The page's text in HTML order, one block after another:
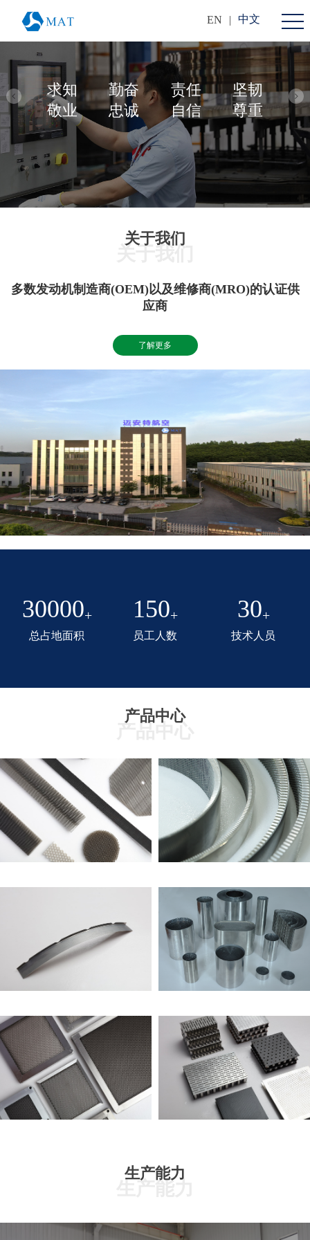
EN | 中文
求知 勤奋 责任
坚韧
敬业
忠诚 自信 尊重
关于我们
多数发动机制造商(OEM)以及维修商(MRO)的认证供
应商
了解更多
30000+
总占地面积
150+
员工人数
30+
技术人员
产品中心
生产能力